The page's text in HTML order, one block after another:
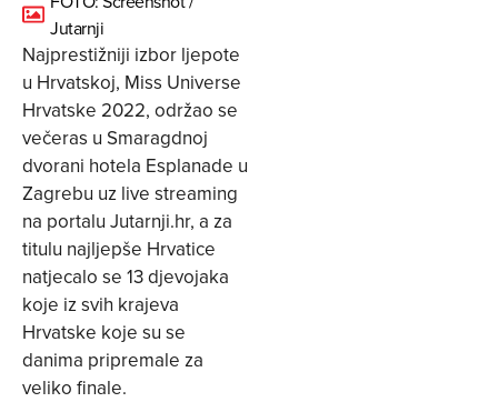
Jutarnji
Najprestižniji izbor ljepote
u Hrvatskoj, Miss Universe
Hrvatske 2022, održao se
večeras u Smaragdnoj
dvorani hotela Esplanade u
Zagrebu uz live streaming
na portalu Jutarnji.hr, a za
titulu najljepše Hrvatice
natjecalo se 13 djevojaka
koje iz svih krajeva
Hrvatske koje su se
danima pripremale za
veliko finale.